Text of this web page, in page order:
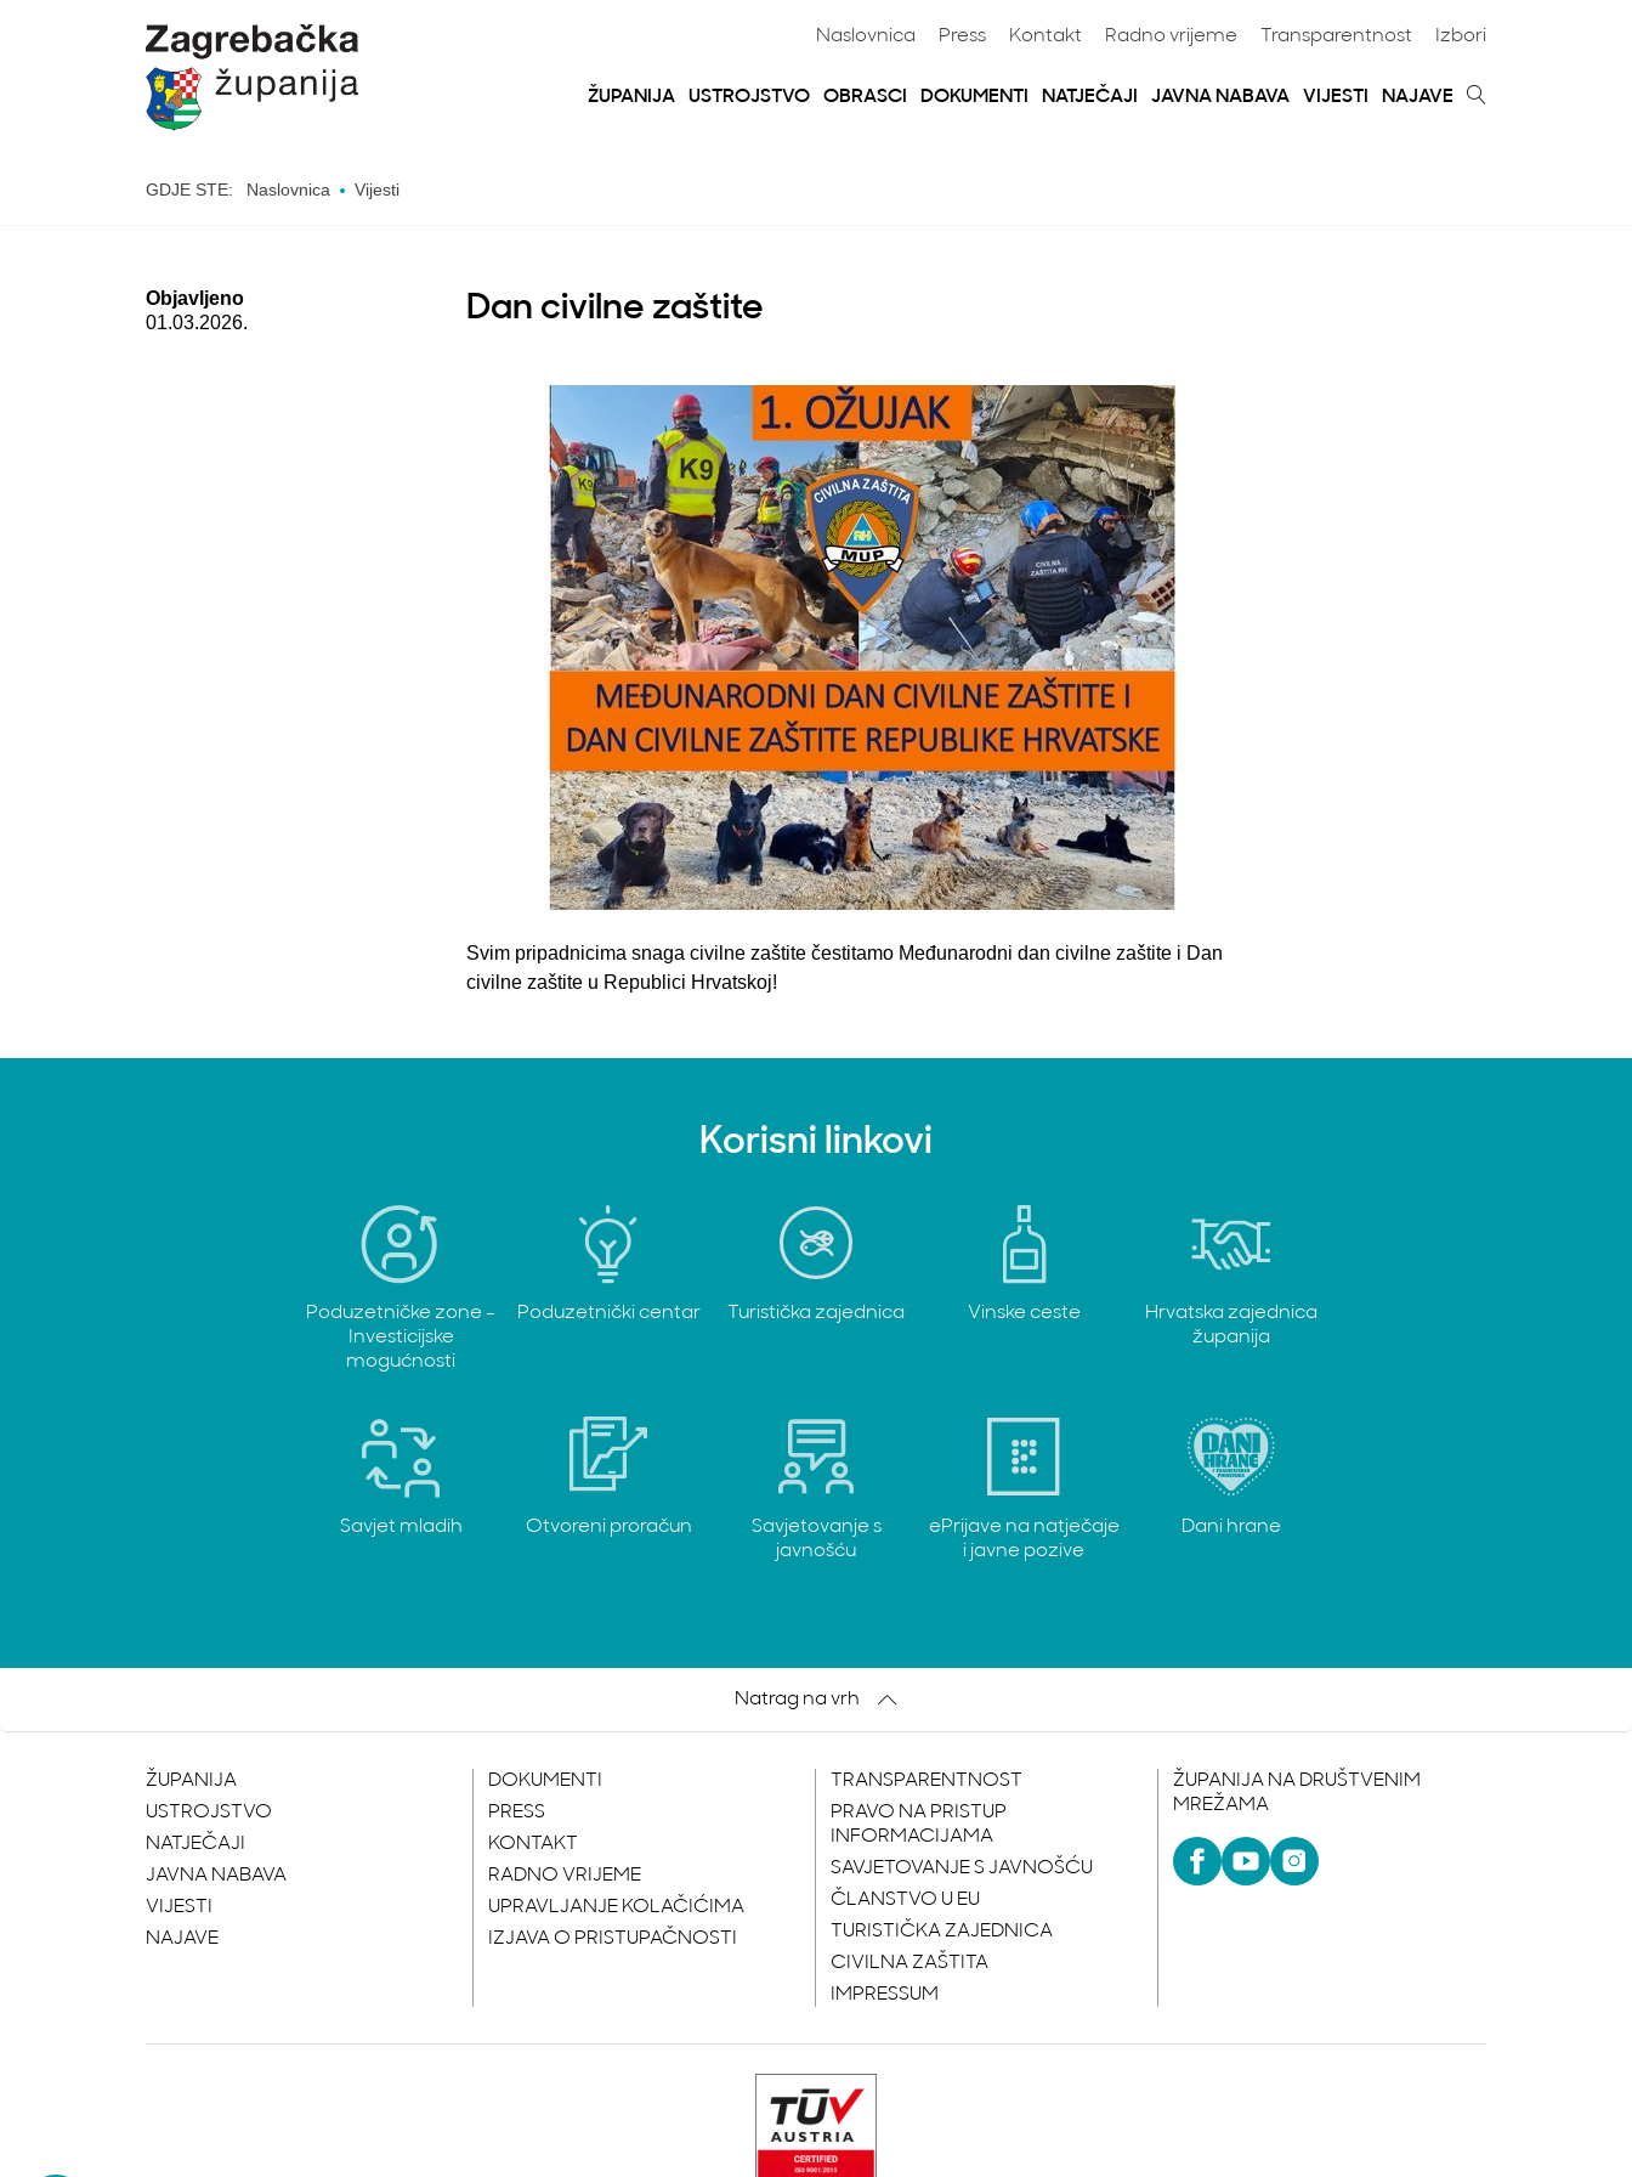
Naslovnica Press Kontakt Radno vrijeme Transparentnost Izbori
ŽUPANIJA USTROJSTVO OBRASCI DOKUMENTI NATJEČAJI JAVNA NABAVA VIJESTI NAJAVE
GDJE STE: Naslovnica Vijesti
Objavljeno
01.03.2026.
Dan civilne zaštite
Svim pripadnicima snaga civilne zaštite čestitamo Međunarodni dan civilne zaštite i Dan
civilne zaštite u Republici Hrvatskoj!
Korisni linkovi
Poduzetničke zone -
Investicijske
mogućnosti
Poduzetnički centar Turistička zajednica Vinske ceste
Hrvatska zajednica
županija
Savjet mladih Otvoreni proračun
Savjetovanje s
javnošću
ePrijave na natječaje
i javne pozive
Dani hrane
Natrag na vrh
ŽUPANIJA
USTROJSTVO
NATJEČAJI
JAVNA NABAVA
VIJESTI
NAJAVE
DOKUMENTI
PRESS
KONTAKT
RADNO VRIJEME
UPRAVLJANJE KOLAČIĆIMA
IZJAVA O PRISTUPAČNOSTI
TRANSPARENTNOST
PRAVO NA PRISTUP
INFORMACIJAMA
SAVJETOVANJE S JAVNOŠĆU
ČLANSTVO U EU
TURISTIČKA ZAJEDNICA
CIVILNA ZAŠTITA
IMPRESSUM
ŽUPANIJA NA DRUŠTVENIM
MREŽAMA